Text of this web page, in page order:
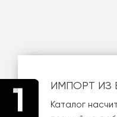
ИМПОРТ ИЗ
Каталог